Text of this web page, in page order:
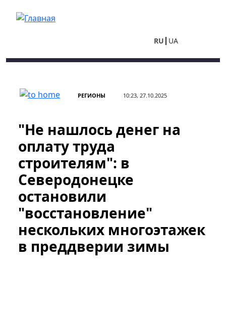
RU UA
РЕГИОНЫ 10:23, 27.10.2025
"Не нашлось денег на
оплату труда
строителям": в
Северодонецке
остановили
"восстановление"
нескольких многоэтажек
в преддверии зимы